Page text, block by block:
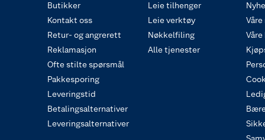
Butikker
Kontakt oss
Retur- og angrerett
Reklamasjon
Ofte stilte spørsmål
Pakkesporing
Leveringstid
Betalingsalternativer
Leveringsalternativer
Leie tilhenger
Leie verktøy
Nøkkelfiling
Alle tjenester